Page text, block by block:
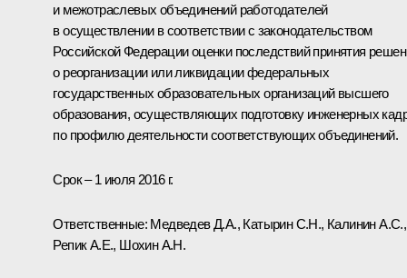
и межотраслевых объединений работодателей
в осуществлении в соответствии с законодательством
Российской Федерации оценки последствий принятия
о реорганизации или ликвидации федеральных
государственных образовательных организаций высшего
образования, осуществляющих подготовку инженерных
по профилю деятельности соответствующих объединений.
Срок – 1 июля 2016 г.
Ответственные: Медведев Д.А., Катырин С.Н., Калинин А.С.,
Репик А.Е., Шохин А.Н.